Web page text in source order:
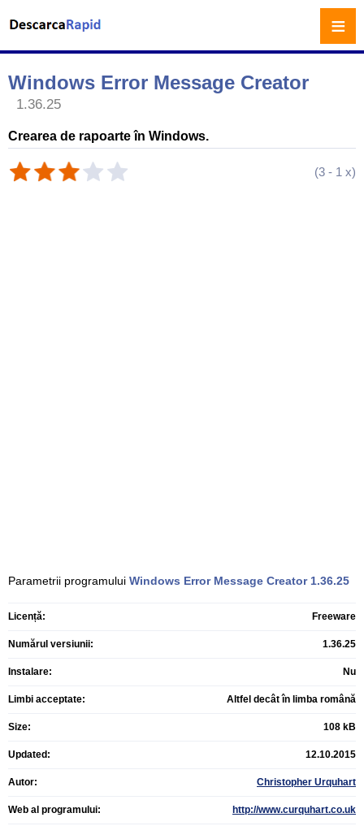
Windows Error Message Creator
1.36.25
Crearea de rapoarte în Windows.
(3 - 1 x)
Parametrii programului Windows Error Message Creator 1.36.25
Licență: Freeware
Numărul versiunii: 1.36.25
Instalare: Nu
Limbi acceptate: Altfel decât în limba română
Size: 108 kB
Updated: 12.10.2015
Autor: Christopher Urquhart
Web al programului: http://www.curquhart.co.uk
≡